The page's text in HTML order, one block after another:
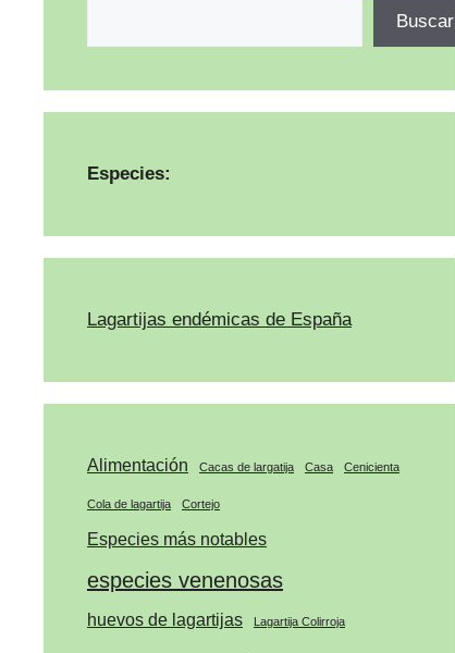
Buscar
Especies:
Lagartijas endémicas de España
Alimentación Cacas de largatija Casa Cenicienta
Cola de lagartija Cortejo
Especies más notables
especies venenosas
huevos de lagartijas Lagartija Colirroja